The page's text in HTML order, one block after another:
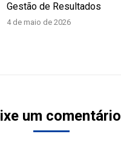
Gestão de Resultados
4 de maio de 2026
um comentário